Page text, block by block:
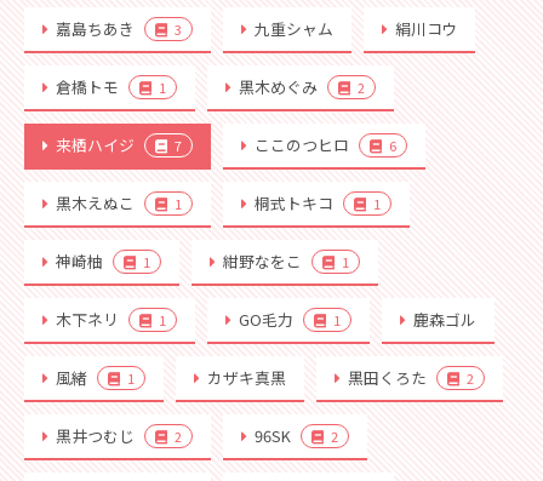
嘉島ちあき 3 九重シャム 絹川コウ
倉橋トモ 1 黒木めぐみ 2
来栖ハイジ 7 ここのつヒロ 6
黒木えぬこ 1 桐式トキコ 1
神崎柚 1 紺野なをこ 1
木下ネリ 1 GO毛力 1 鹿森ゴル
風緒 1 カザキ真黒 黒田くろた 2
黒井つむじ 2 96SK 2